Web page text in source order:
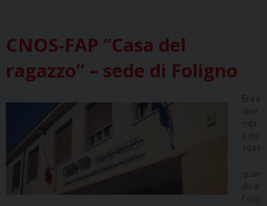
CNOS-FAP “Casa del
ragazzo” – sede di Foligno
Era il
dice
mbr
e del
1949
quan
do a
Folig